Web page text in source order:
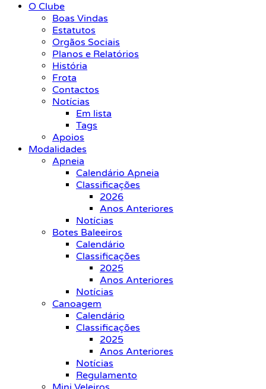
O Clube
Boas Vindas
Estatutos
Orgãos Sociais
Planos e Relatórios
História
Frota
Contactos
Notícias
Em lista
Tags
Apoios
Modalidades
Apneia
Calendário Apneia
Classificações
2026
Anos Anteriores
Notícias
Botes Baleeiros
Calendário
Classificações
2025
Anos Anteriores
Notícias
Canoagem
Calendário
Classificações
2025
Anos Anteriores
Notícias
Regulamento